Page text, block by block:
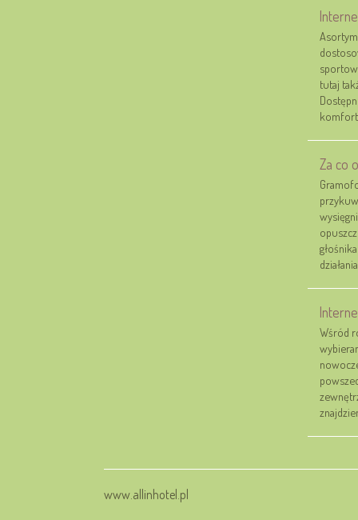
tutaj
Za co
Wśród
www.allinhotel.pl